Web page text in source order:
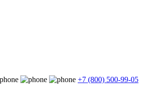
+7 (800) 500-99-05